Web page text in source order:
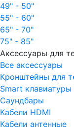
49" - 50"
55" - 60"
65" - 70"
75" - 85"
Аксессуары для
Все аксессуары
Кронштейны для
Smart клавиатуры
Саундбары
Кабели HDMI
Кабели антенные